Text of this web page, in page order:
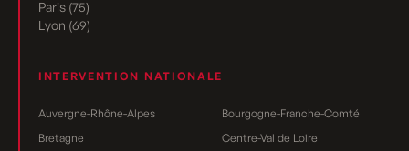
Paris (75)
Lyon (69)
INTERVENTION NATIONALE
Auvergne-Rhône-Alpes
Bourgogne-Franche-Comté
Bretagne
Centre-Val de Loire